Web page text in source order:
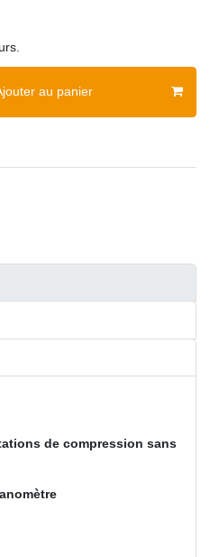
au panier
de compression sans